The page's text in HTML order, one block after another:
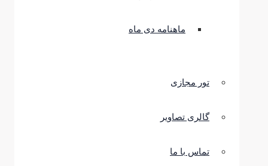
ماهنامه دی ماه
تور مجازی
گالری تصاویر
تماس با ما